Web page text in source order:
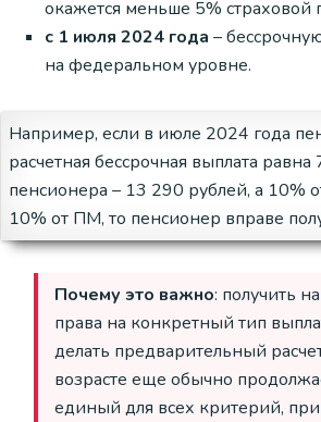
окажется меньше 5% страховой
с 1 июля 2024 года –
на федеральном уровне.
Например, если в июле 2024 года
расчетная бессрочная выплата
пенсионера – 13 290 рублей, а 10%
10% от ПМ, то пенсионер вправе
Почему это важно: получить
права на конкретный тип
делать предварительный
возрасте еще обычно
единый для всех критерий,